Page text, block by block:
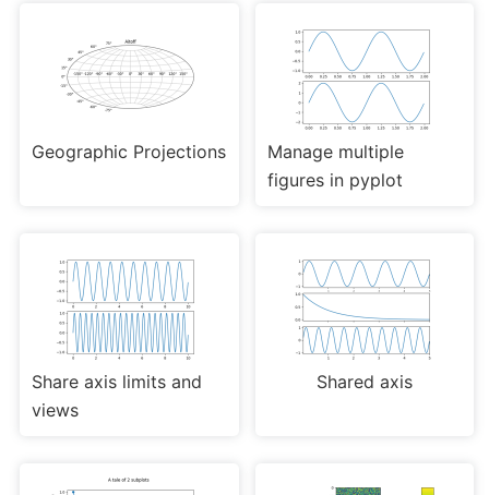
Geographic Projections
Manage multiple
figures in pyplot
Share axis limits and
views
Shared axis